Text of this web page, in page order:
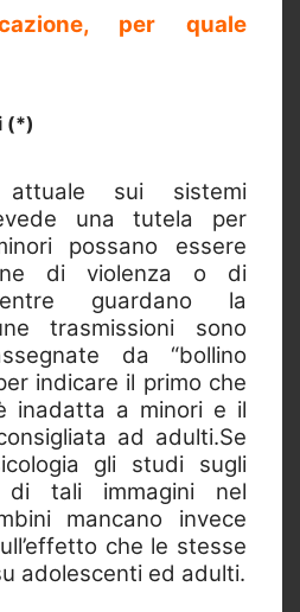
per quale
(*)
sui sistemi
una tutela per
possano essere
di violenza o di
guardano la
trasmissioni sono
da “bollino
indicare il primo che
inadatta a minori e il
ad adulti.Se
gli studi sugli
tali immagini nel
mancano invece
che le stesse
adolescenti ed adulti.